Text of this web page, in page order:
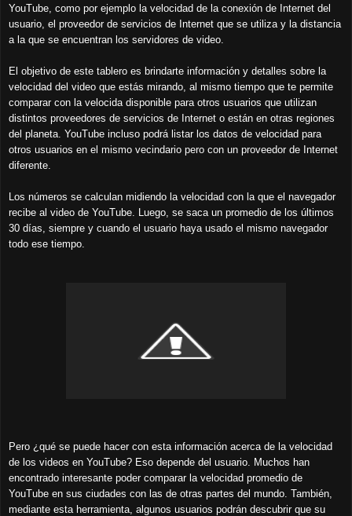
YouTube, como por ejemplo la velocidad de la conexión de Internet del
usuario, el proveedor de servicios de Internet que se utiliza y la distancia
a la que se encuentran los servidores de video.
El objetivo de este tablero es brindarte información y detalles sobre la
velocidad del video que estás mirando, al mismo tiempo que te permite
comparar con la velocida disponible para otros usuarios que utilizan
distintos proveedores de servicios de Internet o están en otras regiones
del planeta. YouTube incluso podrá listar los datos de velocidad para
otros usuarios en el mismo vecindario pero con un proveedor de Internet
diferente.
Los números se calculan midiendo la velocidad con la que el navegador
recibe al video de YouTube. Luego, se saca un promedio de los últimos
30 días, siempre y cuando el usuario haya usado el mismo navegador
todo ese tiempo.
Pero ¿qué se puede hacer con esta información acerca de la velocidad
de los videos en YouTube? Eso depende del usuario. Muchos han
encontrado interesante poder comparar la velocidad promedio de
YouTube en sus ciudades con las de otras partes del mundo. También,
mediante esta herramienta, algunos usuarios podrán descubrir que su